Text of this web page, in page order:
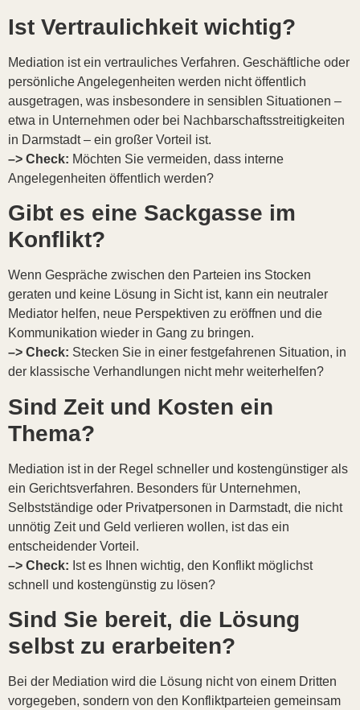
Ist Vertraulichkeit wichtig?
Mediation ist ein vertrauliches Verfahren. Geschäftliche oder
persönliche Angelegenheiten werden nicht öffentlich
ausgetragen, was insbesondere in sensiblen Situationen –
etwa in Unternehmen oder bei Nachbarschaftsstreitigkeiten
in Darmstadt – ein großer Vorteil ist.
–> Check: Möchten Sie vermeiden, dass interne
Angelegenheiten öffentlich werden?
Gibt es eine Sackgasse im
Konflikt?
Wenn Gespräche zwischen den Parteien ins Stocken
geraten und keine Lösung in Sicht ist, kann ein neutraler
Mediator helfen, neue Perspektiven zu eröffnen und die
Kommunikation wieder in Gang zu bringen.
–> Check: Stecken Sie in einer festgefahrenen Situation, in
der klassische Verhandlungen nicht mehr weiterhelfen?
Sind Zeit und Kosten ein
Thema?
Mediation ist in der Regel schneller und kostengünstiger als
ein Gerichtsverfahren. Besonders für Unternehmen,
Selbstständige oder Privatpersonen in Darmstadt, die nicht
unnötig Zeit und Geld verlieren wollen, ist das ein
entscheidender Vorteil.
–> Check: Ist es Ihnen wichtig, den Konflikt möglichst
schnell und kostengünstig zu lösen?
Sind Sie bereit, die Lösung
selbst zu erarbeiten?
Bei der Mediation wird die Lösung nicht von einem Dritten
vorgegeben, sondern von den Konfliktparteien gemeinsam